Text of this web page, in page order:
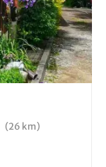
(26 km)